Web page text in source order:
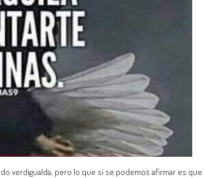
verdigualda, pero lo que sí se podemos afirmar es que